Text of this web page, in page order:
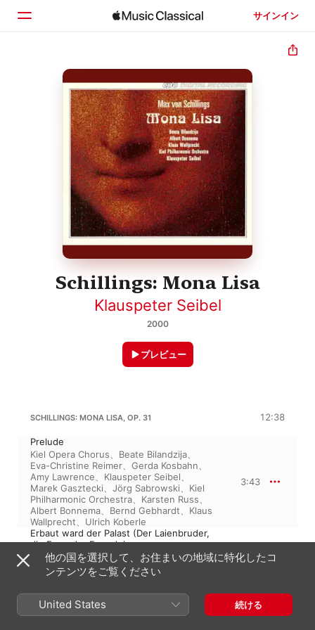
サインイン
ホーム
見つける
Schillings: Mona Lisa
Klauspeter Seibel
2000
プレビュー
SCHILLINGS: MONA LISA, OP. 31 12:38
Prelude
Kiel Opera Chorus、 Beate Bilandzija、
Eva-Christine Reimer、 Gerda Kosbahn、
Amy Lawrence、 Klauspeter Seibel、
Marek Gasztecki、 Jörg Sabrowski、 Kiel
Philharmonic Orchestra、 Karsten Russ、
Albert Bonnema、 Bernd Gebhardt、 Klaus
Wallprecht、 Ulrich Koberle
3:43
Erbaut ward der Palast (Der Laienbruder,
die Frau, der Fremde)
Klauspeter Seibel、 Jörg Sabrowski、Kiel
Philharmonic Orchestra、Eva-Christine
Reimer 、 Marek Gasztecki、 Albert
Bonnema、Bernd Gebhardt、Karsten
Russ、Kiel Opera Chorus
Beate
Bilandzija、Gerda Kosbahn、Klaus
他の国を選択して、お住まいの地域に特化したコ
ンテンツをご覧ください
United States 続ける